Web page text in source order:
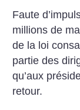
Faute
millions de
de la loi
partie des
qu’aux
retour.